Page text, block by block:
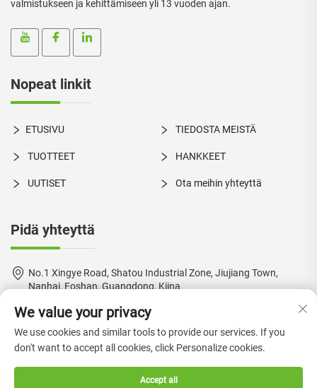
valmistukseen ja kehittämiseen yli 13 vuoden ajan.
Nopeat linkit
ETUSIVU TIEDOSTA MEISTÄ
TUOTTEET HANKKEET
UUTISET Ota meihin yhteyttä
Pidä yhteyttä
No.1 Xingye Road, Shatou Industrial Zone, Jiujiang Town,
Nanhai, Foshan, Guangdong, Kiina
+86-18924550960
[email protected]
We value your privacy
We use cookies and similar tools to provide our services. If you
don't want to accept all cookies, click Personalize cookies.
Accept all